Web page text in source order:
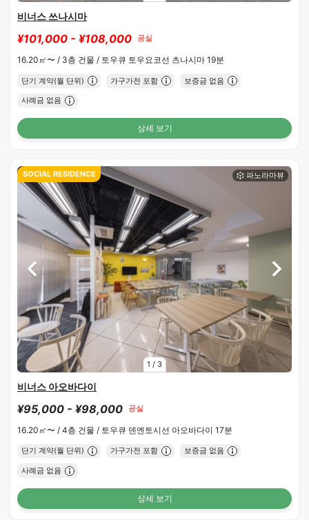
비너스 쓰나시마
¥101,000 - ¥108,000 공실
16.20㎡〜 / 3층 건물 / 토우큐 토우요코선 츠나시마 19분
단기 계약(월 단위) 가구가전 포함 보증금 없음
사례금 없음
상세 보기
1 / 3
SOCIAL RESIDENCE
비너스 아오바다이
¥95,000 - ¥98,000 공실
16.20㎡〜 / 4층 건물 / 토우큐 덴엔토시선 아오바다이 17분
단기 계약(월 단위) 가구가전 포함 보증금 없음
사례금 없음
상세 보기